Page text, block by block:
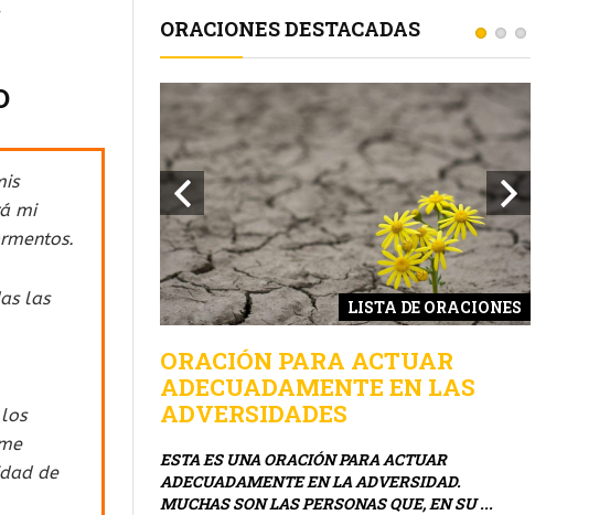
mi
las
de
ORACIONES DESTACADAS
DE ORACIONES
DE LOYOLA,
LA CONFIANZA
LISTA DE ORACIONES
ORACIÓN PARA ACTUAR
ADECUADAMENTE EN LAS
ADVERSIDADES
ESTA ES UNA ORACIÓN PARA ACTUAR
ADECUADAMENTE EN LA ADVERSIDAD.
MUCHAS SON LAS PERSONAS QUE, EN SU ...